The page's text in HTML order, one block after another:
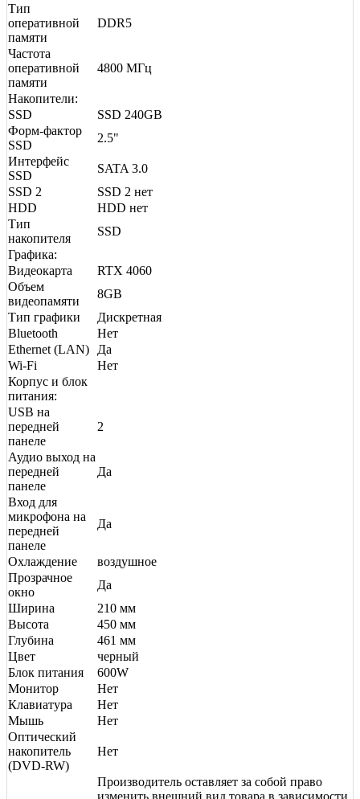
Тип
оперативной
памяти
DDR5
Частота
оперативной
памяти
4800 МГц
Накопители:
SSD
SSD 240GB
Форм-фактор
SSD
2.5"
Интерфейс
SSD
SATA 3.0
SSD 2
SSD 2 нет
HDD
HDD нет
Тип
накопителя
SSD
Графика:
Видеокарта
RTX 4060
Объем
видеопамяти
8GB
Тип графики
Дискретная
Bluetooth
Нет
Ethernet (LAN)
Да
Wi-Fi
Нет
Корпус и блок
питания:
USB на
передней
панеле
2
Аудио выход на
передней
панеле
Да
Вход для
микрофона на
передней
панеле
Да
Охлаждение
воздушное
Прозрачное
окно
Да
Ширина
210 мм
Высота
450 мм
Глубина
461 мм
Цвет
черный
Блок питания
600W
Монитор
Нет
Клавиатура
Нет
Мышь
Нет
Оптический
накопитель
(DVD-RW)
Нет
Производитель оставляет за собой право
изменить внешний вид товара в зависимости